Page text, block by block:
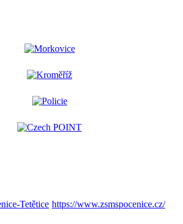
https://www.zsmspocenice.cz/